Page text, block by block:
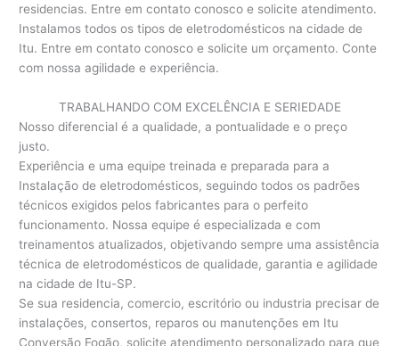
residencias. Entre em contato conosco e solicite atendimento.
Instalamos todos os tipos de eletrodomésticos na cidade de
Itu. Entre em contato conosco e solicite um orçamento. Conte
com nossa agilidade e experiência.
TRABALHANDO COM EXCELÊNCIA E SERIEDADE
Nosso diferencial é a qualidade, a pontualidade e o preço
justo.
Experiência e uma equipe treinada e preparada para a
Instalação de eletrodomésticos, seguindo todos os padrões
técnicos exigidos pelos fabricantes para o perfeito
funcionamento. Nossa equipe é especializada e com
treinamentos atualizados, objetivando sempre uma assistência
técnica de eletrodomésticos de qualidade, garantia e agilidade
na cidade de Itu-SP.
Se sua residencia, comercio, escritório ou industria precisar de
instalações, consertos, reparos ou manutenções em Itu
Conversão Fogão, solicite atendimento personalizado para que